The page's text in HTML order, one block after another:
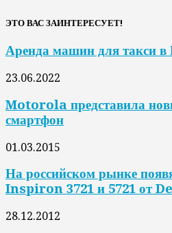
ЭТО ВАС ЗАИНТЕРЕСУЕТ!
Аренда машин для такси в
23.06.2022
Motorola представила
смартфон
01.03.2015
На российском рынке
Inspiron 3721 и 5721 от
28.12.2012